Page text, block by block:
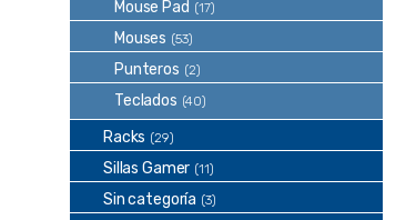
Mouse Pad (17)
Mouses (53)
Punteros (2)
Teclados (40)
Racks (29)
Sillas Gamer (11)
Sin categoría (3)